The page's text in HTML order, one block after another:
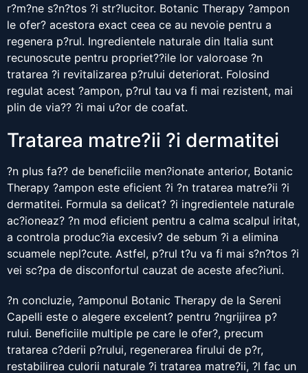
r?m?ne s?n?tos ?i str?lucitor. Botanic Therapy ?ampon
le ofer? acestora exact ceea ce au nevoie pentru a
regenera p?rul. Ingredientele naturale din Italia sunt
recunoscute pentru propriet??ile lor valoroase ?n
tratarea ?i revitalizarea p?rului deteriorat. Folosind
regulat acest ?ampon, p?rul tau va fi mai rezistent, mai
plin de via?? ?i mai u?or de coafat.
Tratarea matre?ii ?i dermatitei
?n plus fa?? de beneficiile men?ionate anterior, Botanic
Therapy ?ampon este eficient ?i ?n tratarea matre?ii ?i
dermatitei. Formula sa delicat? ?i ingredientele naturale
ac?ioneaz? ?n mod eficient pentru a calma scalpul iritat,
a controla produc?ia excesiv? de sebum ?i a elimina
scuamele nepl?cute. Astfel, p?rul t?u va fi mai s?n?tos ?i
vei sc?pa de disconfortul cauzat de aceste afec?iuni.
?n concluzie, ?amponul Botanic Therapy de la Sereni
Capelli este o alegere excelent? pentru ?ngrijirea p?
rului. Beneficiile multiple pe care le ofer?, precum
tratarea c?derii p?rului, regenerarea firului de p?r,
restabilirea culorii naturale ?i tratarea matre?ii, ?l fac un